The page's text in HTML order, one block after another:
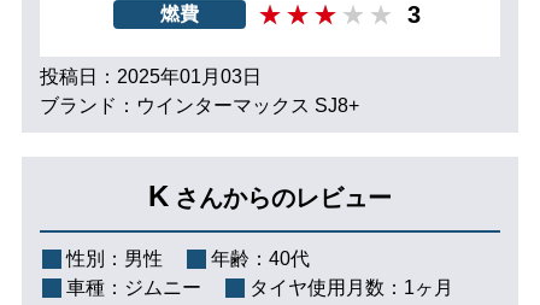
燃費 3
投稿日：2025年01月03日
ブランド：ウインターマックス SJ8+
K さんからのレビュー
性別： 男性 年齢： 40代
車種： ジムニー タイヤ使用月数： 1ヶ月